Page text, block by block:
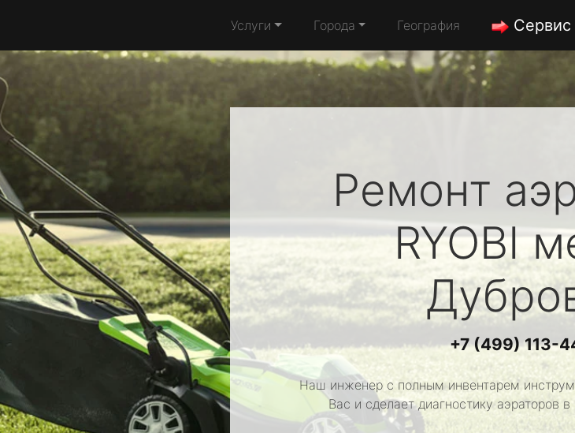
Услуги Города География Сервис
Ремонт
RYOBI
+7 (499) 113-
Наш инженер с полным инвентарем
Вас и сделает диагностику аэраторов